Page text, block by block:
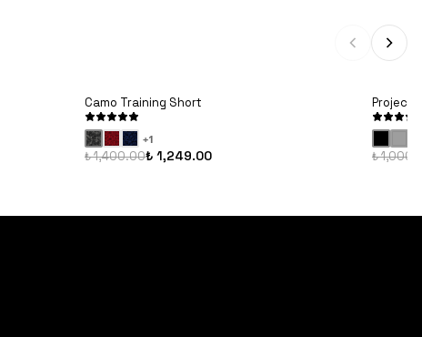
Camo Training Short
+1
₺ 1,400.00₺ 1,249.00
Project
₺